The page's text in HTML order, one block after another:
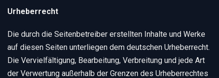
Urheberrecht
Die durch die Seitenbetreiber erstellten Inhalte und Werke
auf diesen Seiten unterliegen dem deutschen Urheberrecht.
Die Vervielfältigung, Bearbeitung, Verbreitung und jede Art
der Verwertung außerhalb der Grenzen des Urheberrechtes